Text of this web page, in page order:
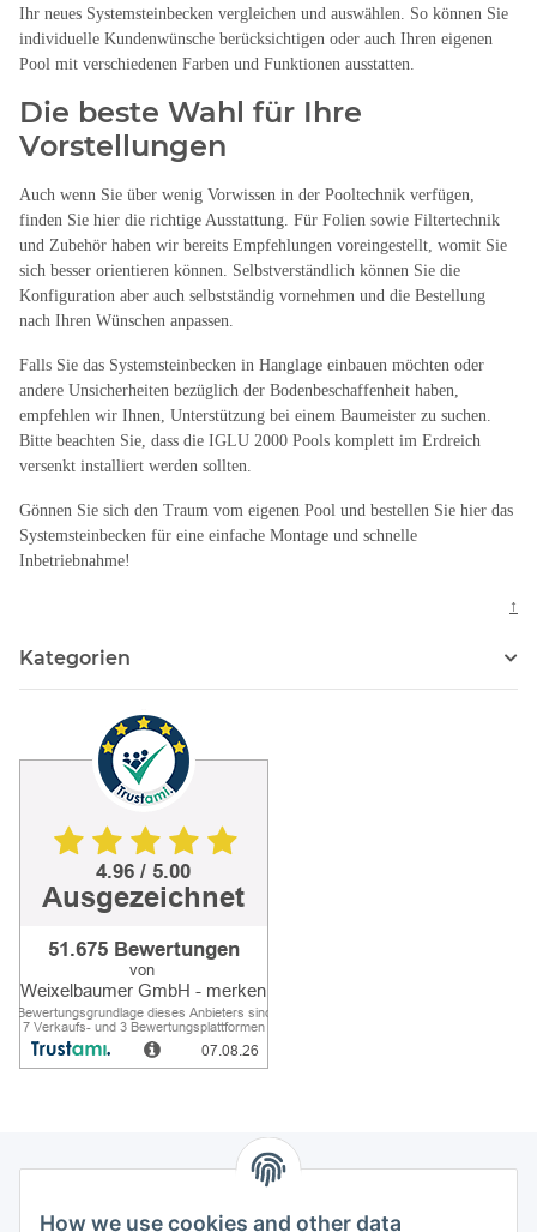
How we use cookies and other data
Ihr neues Systemsteinbecken vergleichen und auswählen. So können Sie
individuelle Kundenwünsche berücksichtigen oder auch Ihren eigenen
Pool mit verschiedenen Farben und Funktionen ausstatten.
Die beste Wahl für Ihre
Vorstellungen
Auch wenn Sie über wenig Vorwissen in der Pooltechnik verfügen,
finden Sie hier die richtige Ausstattung. Für Folien sowie Filtertechnik
und Zubehör haben wir bereits Empfehlungen voreingestellt, womit Sie
sich besser orientieren können. Selbstverständlich können Sie die
Konfiguration aber auch selbstständig vornehmen und die Bestellung
nach Ihren Wünschen anpassen.
Falls Sie das Systemsteinbecken in Hanglage einbauen möchten oder
andere Unsicherheiten bezüglich der Bodenbeschaffenheit haben,
empfehlen wir Ihnen, Unterstützung bei einem Baumeister zu suchen.
Bitte beachten Sie, dass die IGLU 2000 Pools komplett im Erdreich
versenkt installiert werden sollten.
Gönnen Sie sich den Traum vom eigenen Pool und bestellen Sie hier das
Systemsteinbecken für eine einfache Montage und schnelle
Inbetriebnahme!
↑
Kategorien
Information